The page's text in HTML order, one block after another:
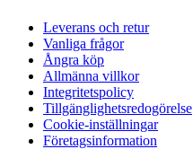
Leverans och retur
Vanliga frågor
Ångra köp
Allmänna villkor
Integritetspolicy
Tillgänglighetsredogörelse
Cookie-inställningar
Företagsinformation